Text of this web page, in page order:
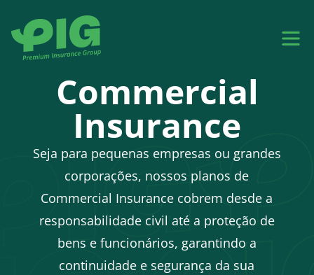
Commercial
Insurance
Seja para pequenas empresas ou grandes
corporações, nossos planos de
Commercial Insurance cobrem desde a
responsabilidade civil até a proteção de
bens e funcionários, garantindo a
continuidade e segurança da sua